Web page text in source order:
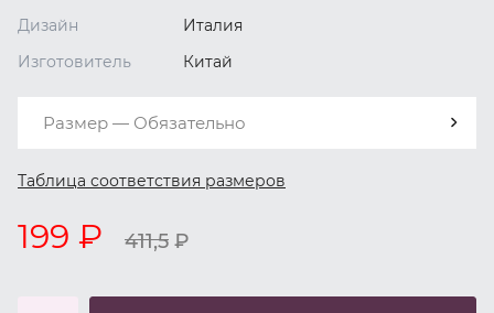
Дизайн
Италия
Изготовитель
Китай
Размер — Обязательно
Таблица соответствия размеров
199 ₽ 411,5 ₽